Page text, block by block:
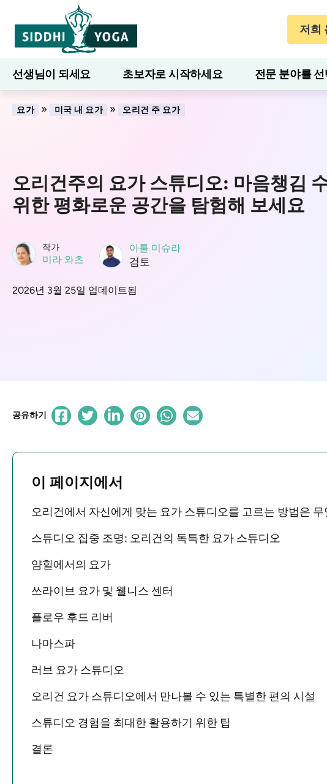
저희
선생님이 되세요 초보자로 시작하세요 전문 분야를
7일간의 웰니스 블로그
요가 » 미국 내 요가 » 오리건 주 요가
오리건주의 요가 스튜디오: 마음챙김
위한 평화로운 공간을 탐험해 보세요
작가
미라 와츠
아툴 미슈라
검토
2026년 3월 25일 업데이트됨
공유하기
이 페이지에서
오리건에서 자신에게 맞는 요가 스튜디오를 고르는 방법은
스튜디오 집중 조명: 오리건의 독특한 요가 스튜디오
얌힐에서의 요가
쓰라이브 요가 및 웰니스 센터
플로우 후드 리버
나마스파
러브 요가 스튜디오
오리건 요가 스튜디오에서 만나볼 수 있는 특별한 편의 시설
스튜디오 경험을 최대한 활용하기 위한 팁
결론